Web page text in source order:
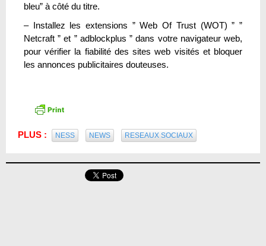
bleu” à côté du titre.
– Installez les extensions ” Web Of Trust (WOT) ” ”
Netcraft ” et ” adblockplus ” dans votre navigateur web,
pour vérifier la fiabilité des sites web visités et bloquer
les annonces publicitaires douteuses.
PLUS : NESS NEWS RESEAUX SOCIAUX